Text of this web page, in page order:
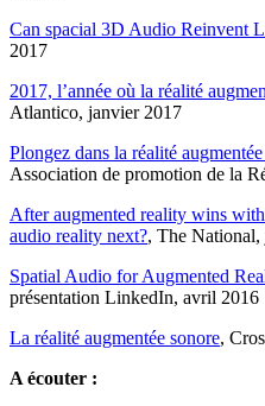
Can spacial 3D Audio Reinvent
2017
2017, l’année où la réalité
Atlantico, janvier 2017
Plongez dans la réalité
Association de promotion de la
After augmented reality wins
audio reality next?, The
Spatial Audio for Augmented
présentation LinkedIn, avril 2016
La réalité augmentée sonore,
A écouter :